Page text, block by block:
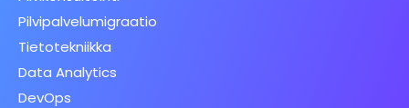
Pilvipalvelumigraatio
Tietotekniikka
Data Analytics
DevOps